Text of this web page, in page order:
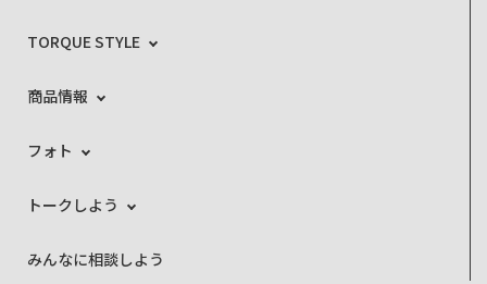
TORQUE STYLE
商品情報
フォト
トークしよう
みんなに相談しよう